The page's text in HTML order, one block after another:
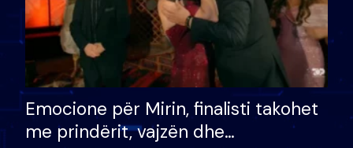
Emocione për Mirin, finalisti takohet
me prindërit, vajzën dhe